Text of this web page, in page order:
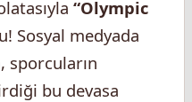
“Olympic
Sosyal medyada
sporcuların
bu devasa